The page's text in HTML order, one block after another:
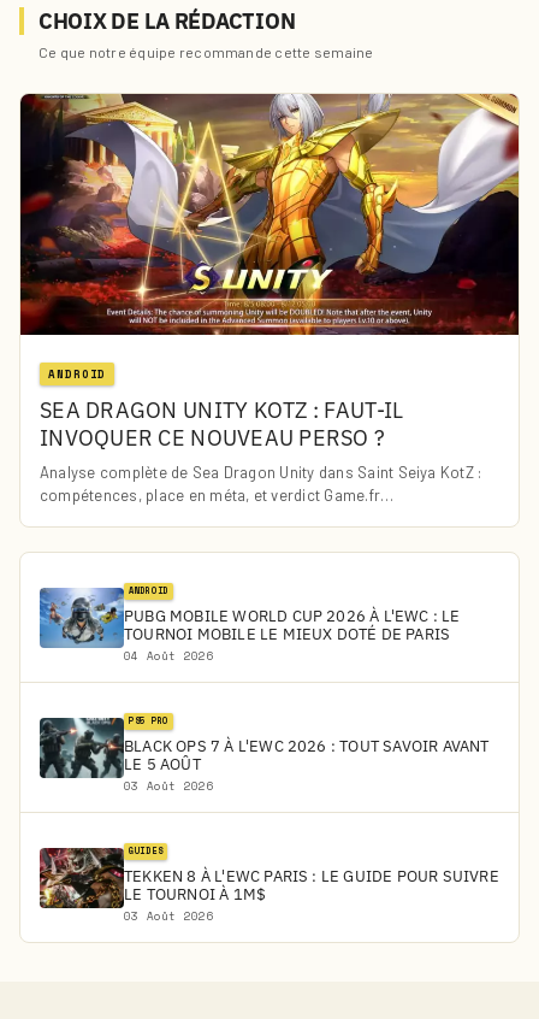
CHOIX DE LA RÉDACTION
Ce que notre équipe recommande cette semaine
ANDROID
SEA DRAGON UNITY KOTZ : FAUT-IL
INVOQUER CE NOUVEAU PERSO ?
Analyse complète de Sea Dragon Unity dans Saint Seiya KotZ :
compétences, place en méta, et verdict Game.fr…
ANDROID
PUBG MOBILE WORLD CUP 2026 À L'EWC : LE
TOURNOI MOBILE LE MIEUX DOTÉ DE PARIS
04 Août 2026
PS5 PRO
BLACK OPS 7 À L'EWC 2026 : TOUT SAVOIR AVANT
LE 5 AOÛT
03 Août 2026
GUIDES
TEKKEN 8 À L'EWC PARIS : LE GUIDE POUR SUIVRE
LE TOURNOI À 1M$
03 Août 2026